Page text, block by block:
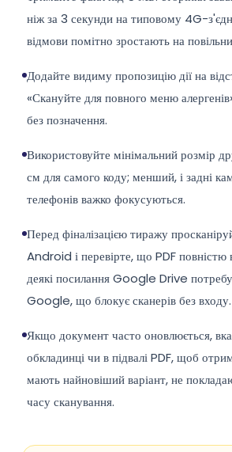
ніж за 3 секунди на типовому 4G-
відмови помітно зростають на
Додайте видиму пропозицію дії на
«Скануйте для повного меню
без позначення.
Використовуйте мінімальний розмір
см для самого коду; менший, і задні
телефонів важко фокусуються.
Перед фіналізацією тиражу
Android і перевірте, що PDF повністю
деякі посилання Google Drive
Google, що блокує сканерів без входу.
Якщо документ часто оновлюється,
обкладинці чи в підвалі PDF, щоб
мають найновіший варіант, не
часу сканування.